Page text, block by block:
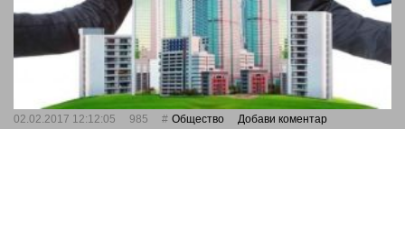
02.02.2017 12:12:05 985 Общество Добави коментар